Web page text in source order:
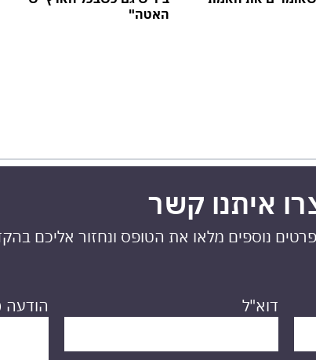
האטה"
איתנו קשר
נוספים מלאו את הטופס ונחזור אליכם
דוא"ל הודעה